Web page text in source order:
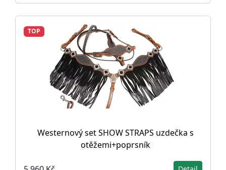
TOP
Westernový set SHOW STRAPS uzdečka s
otěžemi+poprsník